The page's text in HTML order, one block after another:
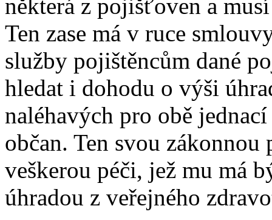
některá z pojišťoven a
Ten zase má v ruce
služby pojištěncům dané
hledat i dohodu o výši
naléhavých pro obě
občan. Ten svou
veškerou péči, jež mu má
úhradou z veřejného